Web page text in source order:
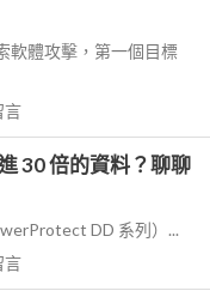
軟體攻擊，第一個目標
言
30 倍的資料？聊聊
DD 系列）...
言